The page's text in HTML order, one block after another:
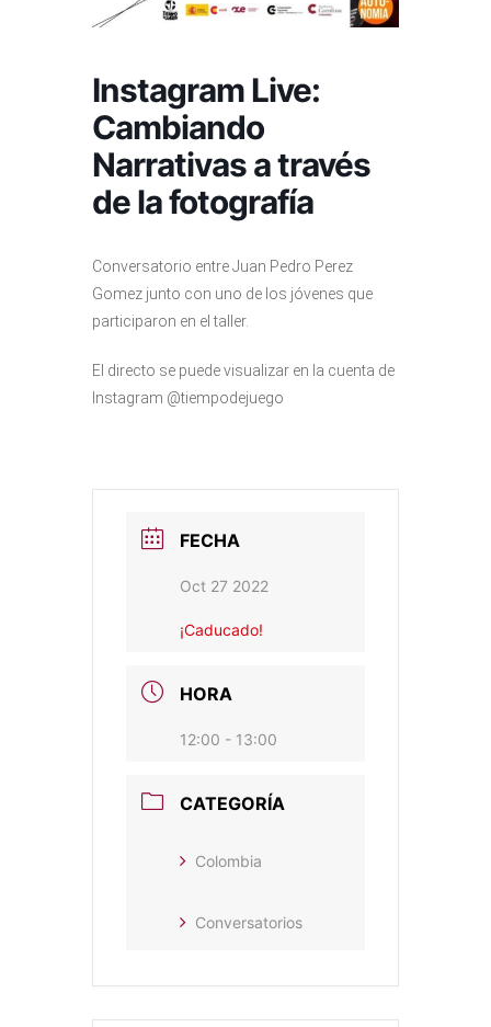
Instagram Live:
Cambiando
Narrativas a través
de la fotografía
Conversatorio entre Juan Pedro Perez
Gomez junto con uno de los jóvenes que
participaron en el taller.
El directo se puede visualizar en la cuenta de
Instagram @tiempodejuego
FECHA
Oct 27 2022
¡Caducado!
HORA
12:00 - 13:00
CATEGORÍA
Colombia
Conversatorios